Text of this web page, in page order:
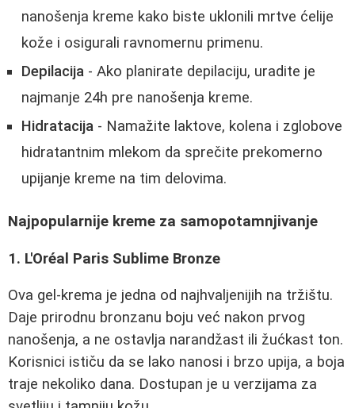
nanošenja kreme kako biste uklonili mrtve ćelije
kože i osigurali ravnomernu primenu.
Depilacija - Ako planirate depilaciju, uradite je
najmanje 24h pre nanošenja kreme.
Hidratacija - Namažite laktove, kolena i zglobove
hidratantnim mlekom da sprečite prekomerno
upijanje kreme na tim delovima.
Najpopularnije kreme za samopotamnjivanje
1. L'Oréal Paris Sublime Bronze
Ova gel-krema je jedna od najhvaljenijih na tržištu.
Daje prirodnu bronzanu boju već nakon prvog
nanošenja, a ne ostavlja narandžast ili žućkast ton.
Korisnici ističu da se lako nanosi i brzo upija, a boja
traje nekoliko dana. Dostupan je u verzijama za